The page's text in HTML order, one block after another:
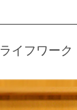
ライフワーク